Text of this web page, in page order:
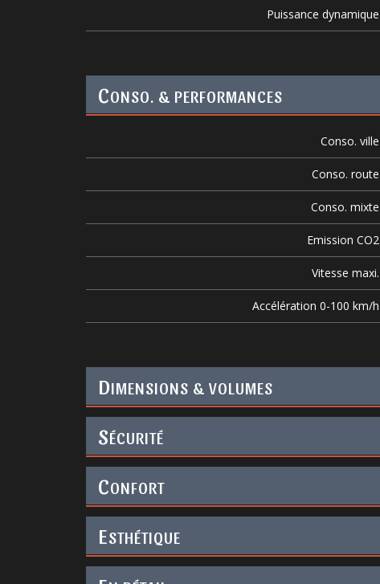
Puissance dynamique
CONSO. & PERFORMANCES
Conso. ville
Conso. route
Conso. mixte
Emission CO2
Vitesse maxi.
Accélération 0-100 km/h
DIMENSIONS & VOLUMES
SÉCURITÉ
CONFORT
ESTHÉTIQUE